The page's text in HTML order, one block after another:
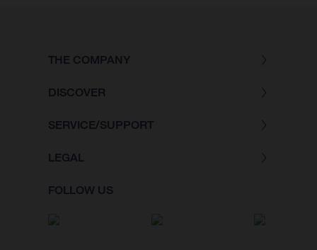
THE COMPANY
DISCOVER
SERVICE/SUPPORT
LEGAL
FOLLOW US